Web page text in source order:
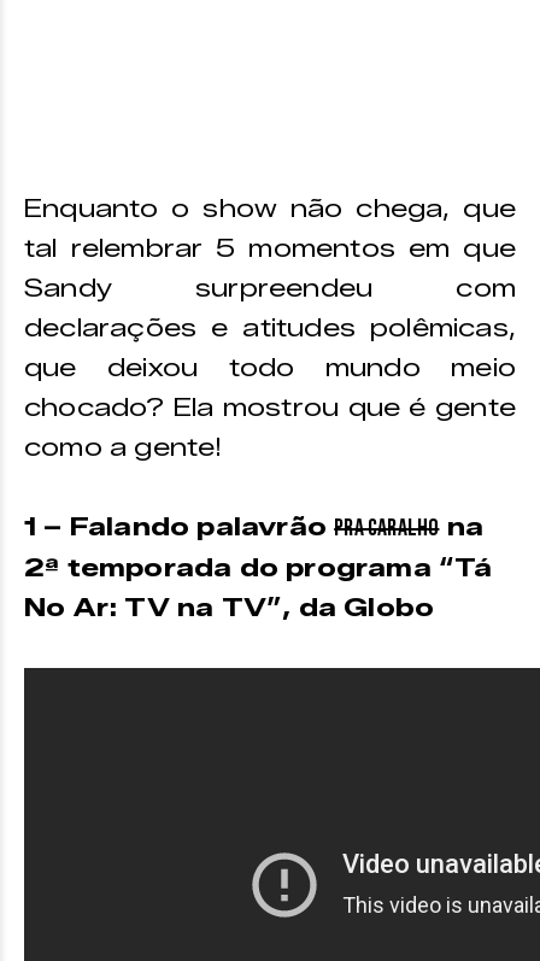
Enquanto o show não chega, que
tal relembrar 5 momentos em que
Sandy surpreendeu com
declarações e atitudes polêmicas,
que deixou todo mundo meio
chocado? Ela mostrou que é gente
como a gente!
1 – Falando palavrãopra caralhona
2ª temporada do programa “Tá
No Ar: TV na TV”, da Globo